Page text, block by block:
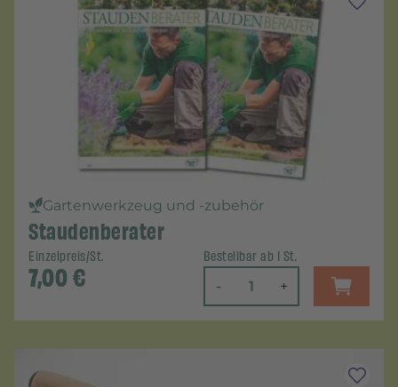
Gartenwerkzeug und -zubehör
Staudenberater
Einzelpreis/St.
7,00€
Bestellbar ab 1 St.
- +